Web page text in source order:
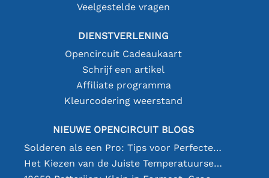
Veelgestelde vragen
DIENSTVERLENING
Opencircuit Cadeaukaart
Schrijf een artikel
Affiliate programma
Kleurcodering weerstand
NIEUWE OPENCIRCUIT BLOGS
Solderen als een Pro: Tips voor Perfecte Elektronische Verbindingen
Het Kiezen van de Juiste Temperatuursensor [youtube]